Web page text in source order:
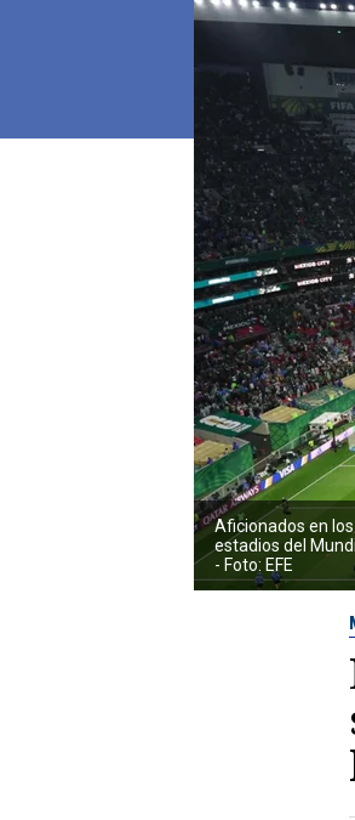
Aficionados en los
estadios del
- Foto: EFE